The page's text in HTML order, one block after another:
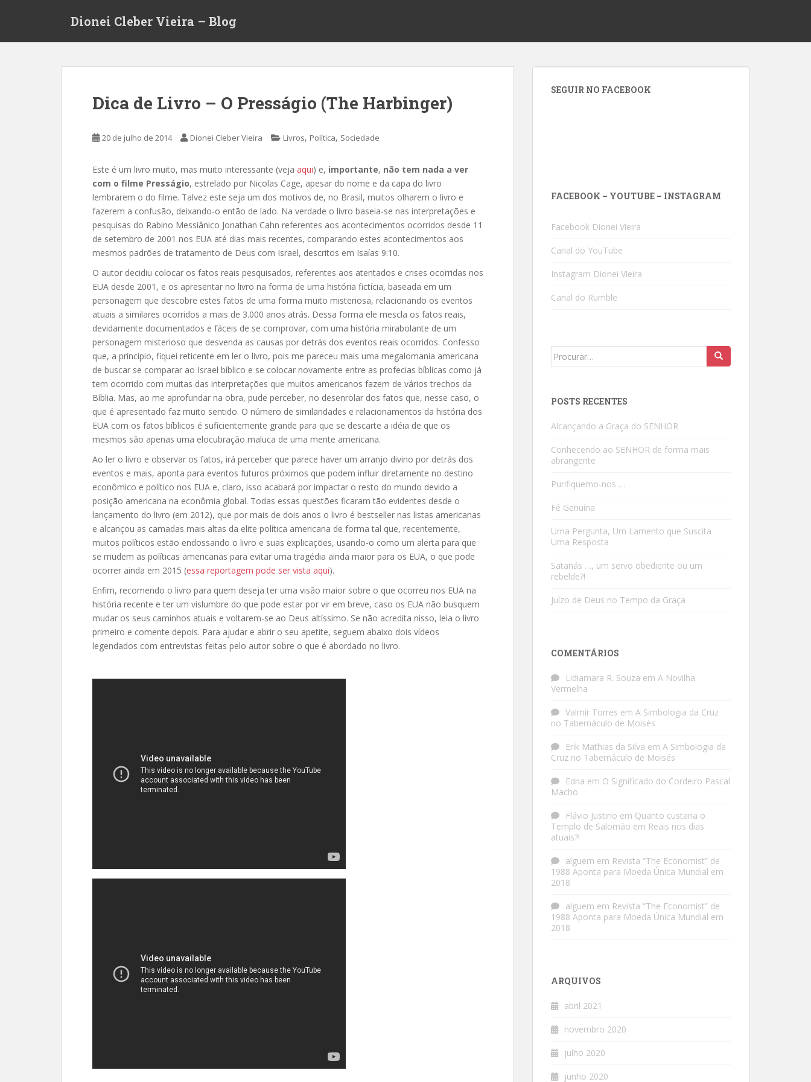
Dionei Cleber Vieira – Blog
Dica de Livro – O Presságio (The Harbinger)
20 de julho de 2014 Dionei Cleber Vieira Livros, Política, Sociedade
Este é um livro muito, mas muito interessante (veja aqui) e, importante, não tem nada a ver
com o filme Presságio, estrelado por Nicolas Cage, apesar do nome e da capa do livro
lembrarem o do filme. Talvez este seja um dos motivos de, no Brasil, muitos olharem o livro e
fazerem a confusão, deixando-o então de lado. Na verdade o livro baseia-se nas interpretações e
pesquisas do Rabino Messiânico Jonathan Cahn referentes aos acontecimentos ocorridos desde 11
de setembro de 2001 nos EUA até dias mais recentes, comparando estes acontecimentos aos
mesmos padrões de tratamento de Deus com Israel, descritos em Isaías 9:10.
O autor decidiu colocar os fatos reais pesquisados, referentes aos atentados e crises ocorridas nos
EUA desde 2001, e os apresentar no livro na forma de uma história fictícia, baseada em um
personagem que descobre estes fatos de uma forma muito misteriosa, relacionando os eventos
atuais a similares ocorridos a mais de 3.000 anos atrás. Dessa forma ele mescla os fatos reais,
devidamente documentados e fáceis de se comprovar, com uma história mirabolante de um
personagem misterioso que desvenda as causas por detrás dos eventos reais ocorridos. Confesso
que, a princípio, fiquei reticente em ler o livro, pois me pareceu mais uma megalomania americana
de buscar se comparar ao Israel bíblico e se colocar novamente entre as profecias bíblicas como já
tem ocorrido com muitas das interpretações que muitos americanos fazem de vários trechos da
Bíblia. Mas, ao me aprofundar na obra, pude perceber, no desenrolar dos fatos que, nesse caso, o
que é apresentado faz muito sentido. O número de similaridades e relacionamentos da história dos
EUA com os fatos bíblicos é suficientemente grande para que se descarte a idéia de que os
mesmos são apenas uma elocubração maluca de uma mente americana.
Ao ler o livro e observar os fatos, irá perceber que parece haver um arranjo divino por detrás dos
eventos e mais, aponta para eventos futuros próximos que podem influir diretamente no destino
econômico e político nos EUA e, claro, isso acabará por impactar o resto do mundo devido a
posição americana na econômia global. Todas essas questões ficaram tão evidentes desde o
lançamento do livro (em 2012), que por mais de dois anos o livro é bestseller nas listas americanas
e alcançou as camadas mais altas da elite política americana de forma tal que, recentemente,
muitos políticos estão endossando o livro e suas explicações, usando-o como um alerta para que
se mudem as políticas americanas para evitar uma tragédia ainda maior para os EUA, o que pode
ocorrer ainda em 2015 (essa reportagem pode ser vista aqui).
Enfim, recomendo o livro para quem deseja ter uma visão maior sobre o que ocorreu nos EUA na
história recente e ter um vislumbre do que pode estar por vir em breve, caso os EUA não busquem
mudar os seus caminhos atuais e voltarem-se ao Deus altíssimo. Se não acredita nisso, leia o livro
primeiro e comente depois. Para ajudar e abrir o seu apetite, seguem abaixo dois vídeos
legendados com entrevistas feitas pelo autor sobre o que é abordado no livro.
SEGUIR NO FACEBOOK
FACEBOOK – YOUTUBE – INSTAGRAM
Facebook Dionei Vieira
Canal do YouTube
Instagram Dionei Vieira
Canal do Rumble
Search
POSTS RECENTES
Alcançando a Graça do SENHOR
Conhecendo ao SENHOR de forma mais
abrangente
Purifiquemo-nos …
Fé Genuína
Uma Pergunta, Um Lamento que Suscita
Uma Resposta
Satanás …, um servo obediente ou um
rebelde?!
Juízo de Deus no Tempo da Graça
COMENTÁRIOS
Lidiamara R. Souza em A Novilha
Vermelha
Valmir Torres em A Simbologia da Cruz
no Tabernáculo de Moisés
Erik Mathias da Silva em A Simbologia da
Cruz no Tabernáculo de Moisés
Edna em O Significado do Cordeiro Pascal
Macho
Flávio Justino em Quanto custaria o
Templo de Salomão em Reais nos dias
atuais?!
alguem em Revista “The Economist” de
1988 Aponta para Moeda Única Mundial em
2018
alguem em Revista “The Economist” de
1988 Aponta para Moeda Única Mundial em
2018
ARQUIVOS
abril 2021
novembro 2020
julho 2020
junho 2020